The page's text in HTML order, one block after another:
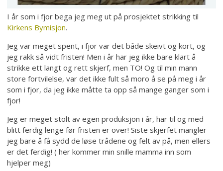
I år som i fjor bega jeg meg ut på prosjektet strikking til
Kirkens Bymisjon.
Jeg var meget spent, i fjor var det både skeivt og kort, og
jeg rakk så vidt fristen! Men i år har jeg ikke bare klart å
strikke ett langt og rett skjerf, men TO! Og til min mann
store fortvilelse, var det ikke fult så moro å se på meg i år
som i fjor, da jeg ikke måtte ta opp så mange ganger som i
fjor!
Jeg er meget stolt av egen produksjon i år, har til og med
blitt ferdig lenge før fristen er over! Siste skjerfet mangler
jeg bare å få sydd de løse trådene og felt av på, men ellers
er det ferdig! ( her kommer min snille mamma inn som
hjelper meg)